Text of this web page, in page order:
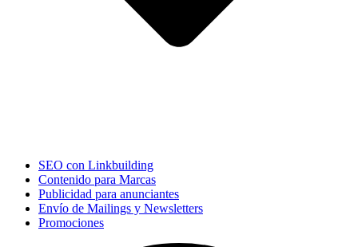
SEO con Linkbuilding
Contenido para Marcas
Publicidad para anunciantes
Envío de Mailings y Newsletters
Promociones